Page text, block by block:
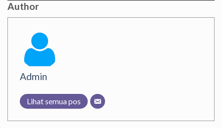
Author
Admin
Lihat semua pos